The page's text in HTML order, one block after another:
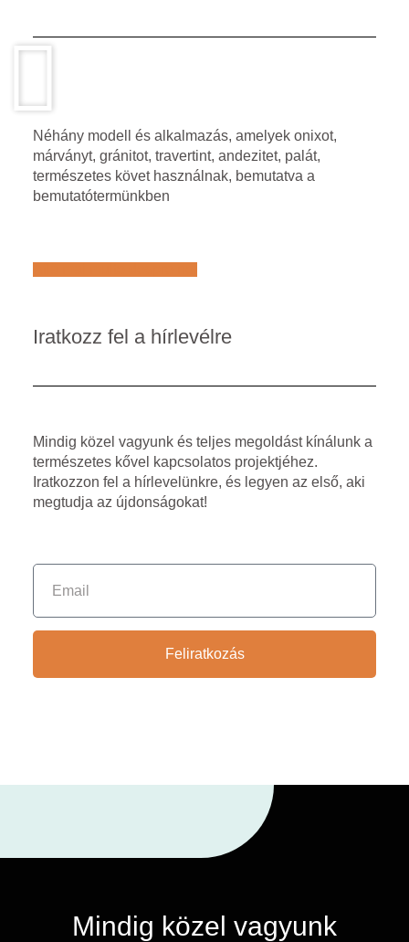
Néhány modell és alkalmazás, amelyek onixot,
márványt, gránitot, travertint, andezitet, palát,
természetes követ használnak, bemutatva a
bemutatótermünkben
Iratkozz fel a hírlevélre
Mindig közel vagyunk és teljes megoldást kínálunk a
természetes kővel kapcsolatos projektjéhez.
Iratkozzon fel a hírlevelünkre, és legyen az első, aki
megtudja az újdonságokat!
Feliratkozás
Mindig közel vagyunk